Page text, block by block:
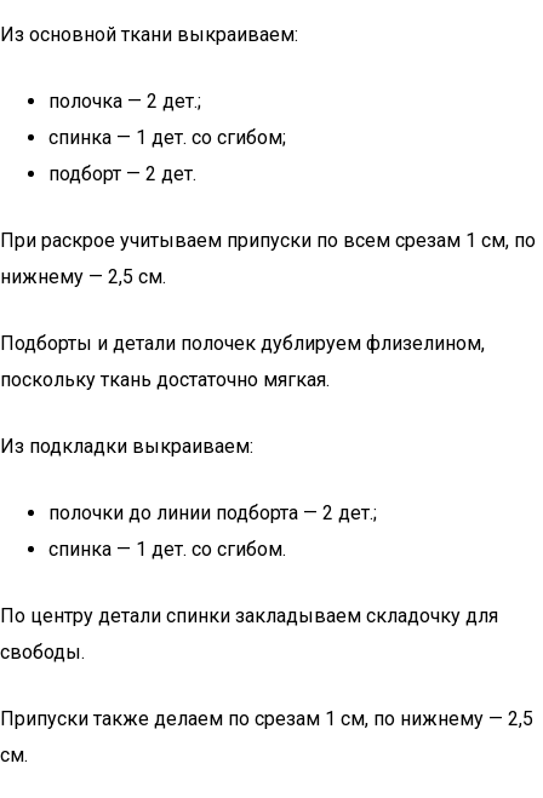
Из основной ткани выкраиваем:
полочка — 2 дет.;
спинка — 1 дет. со сгибом;
подборт — 2 дет.
При раскрое учитываем припуски по всем срезам 1 см, по
нижнему — 2,5 см.
Подборты и детали полочек дублируем флизелином,
поскольку ткань достаточно мягкая.
Из подкладки выкраиваем:
полочки до линии подборта — 2 дет.;
спинка — 1 дет. со сгибом.
По центру детали спинки закладываем складочку для
свободы.
Припуски также делаем по срезам 1 см, по нижнему — 2,5
см.